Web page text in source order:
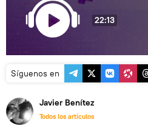
22:13
Síguenos en
Javier Benítez
Todos los artículos